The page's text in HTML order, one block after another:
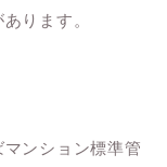
ります。
ンション標準管